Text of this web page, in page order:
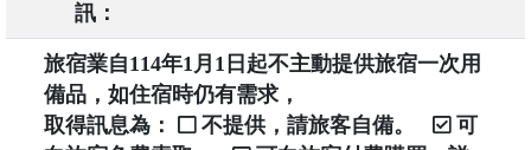
訊：
旅宿業自114年1月1日起不主動提供旅宿一次用
備品，如住宿時仍有需求，
取得訊息為：
不提供，請旅客自備。
可